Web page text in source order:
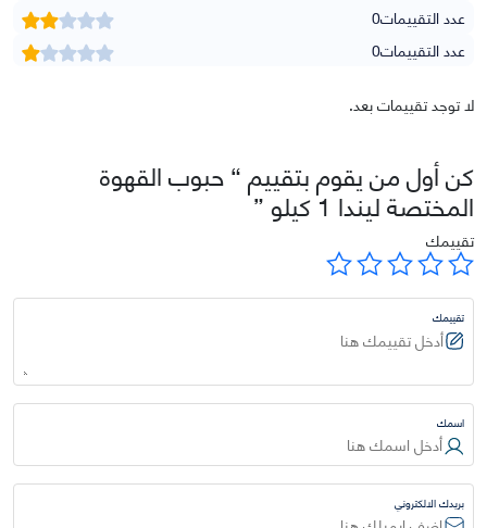
عدد التقييمات0
عدد التقييمات0
لا توجد تقييمات بعد.
كن أول من يقوم بتقييم “ حبوب القهوة
المختصة ليندا 1 كيلو ”
تقييمك
تقييمك
اسمك
بريدك الالكتروني